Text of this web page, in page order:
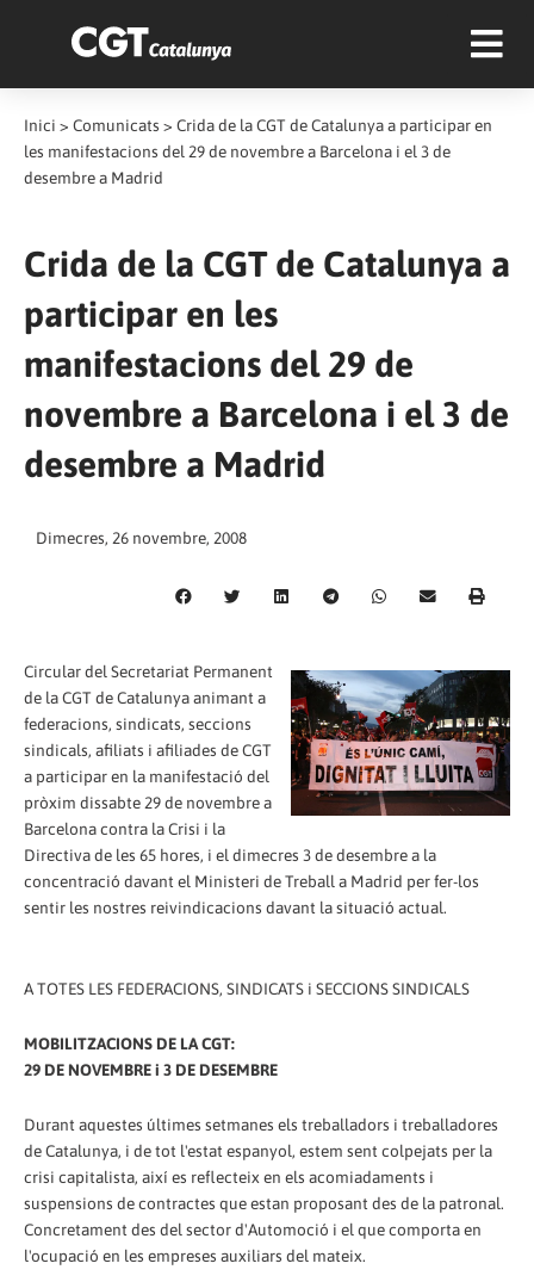
Inici > Comunicats > Crida de la CGT de Catalunya a participar en
les manifestacions del 29 de novembre a Barcelona i el 3 de
desembre a Madrid
Crida de la CGT de Catalunya a
participar en les
manifestacions del 29 de
novembre a Barcelona i el 3 de
desembre a Madrid
Dimecres, 26 novembre, 2008
Circular del Secretariat Permanent
de la CGT de Catalunya animant a
federacions, sindicats, seccions
sindicals, afiliats i afiliades de CGT
a participar en la manifestació del
pròxim dissabte 29 de novembre a
Barcelona contra la Crisi i la
Directiva de les 65 hores, i el dimecres 3 de desembre a la
concentració davant el Ministeri de Treball a Madrid per fer-los
sentir les nostres reivindicacions davant la situació actual.
A TOTES LES FEDERACIONS, SINDICATS i SECCIONS SINDICALS
MOBILITZACIONS DE LA CGT:
29 DE NOVEMBRE i 3 DE DESEMBRE
Durant aquestes últimes setmanes els treballadors i treballadores
de Catalunya, i de tot l'estat espanyol, estem sent colpejats per la
crisi capitalista, així es reflecteix en els acomiadaments i
suspensions de contractes que estan proposant des de la patronal.
Concretament des del sector d'Automoció i el que comporta en
l'ocupació en les empreses auxiliars del mateix.